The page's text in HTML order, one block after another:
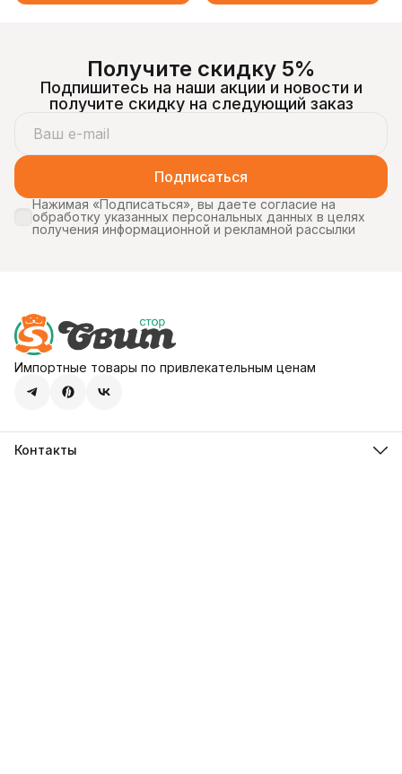
Получите скидку 5%
Подпишитесь на наши акции и новости и
получите скидку на следующий заказ
Подписаться
Нажимая «Подписаться», вы даете согласие на
обработку указанных персональных данных в целях
получения информационной и рекламной рассылки
Импортные товары по привлекательным ценам
Контакты